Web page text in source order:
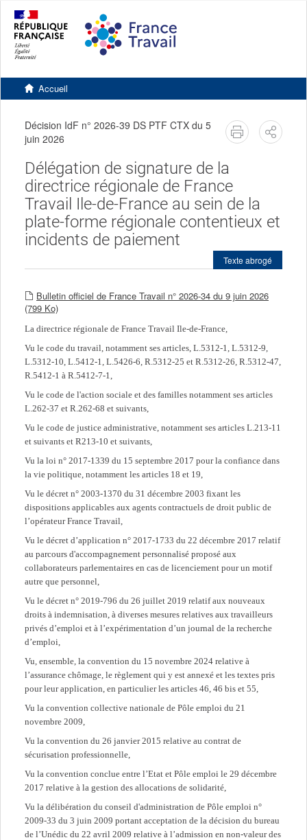
contenu
principal
pied
page
contrastée
à
Accueil
imprimer
Décision IdF n° 2026-39 DS PTF CTX du 5
juin 2026
Délégation de signature de la
directrice régionale de France
Travail Ile-de-France au sein de la
plate-forme régionale contentieux et
incidents de paiement
Texte abrogé
Bulletin officiel de France Travail n° 2026-34 du 9 juin 2026
(799 Ko)
La directrice régionale de France Travail Ile-de-France,
Vu le code du travail, notamment ses articles, L.5312-1, L.5312-9,
L.5312-10, L.5412-1, L.5426-6, R.5312-25 et R.5312-26, R.5312-47,
R.5412-1 à R.5412-7-1,
Vu le code de l'action sociale et des familles notamment ses articles
L.262-37 et R.262-68 et suivants,
Vu le code de justice administrative, notamment ses articles L.213-11
et suivants et R213-10 et suivants,
Vu la loi n° 2017-1339 du 15 septembre 2017 pour la confiance dans
la vie politique, notamment les articles 18 et 19,
Vu le décret n° 2003-1370 du 31 décembre 2003 fixant les
dispositions applicables aux agents contractuels de droit public de
l’opérateur France Travail,
Vu le décret d’application n° 2017-1733 du 22 décembre 2017 relatif
au parcours d'accompagnement personnalisé proposé aux
collaborateurs parlementaires en cas de licenciement pour un motif
autre que personnel,
Vu le décret n° 2019-796 du 26 juillet 2019 relatif aux nouveaux
droits à indemnisation, à diverses mesures relatives aux travailleurs
privés d’emploi et à l’expérimentation d’un journal de la recherche
d’emploi,
Vu, ensemble, la convention du 15 novembre 2024 relative à
l’assurance chômage, le règlement qui y est annexé et les textes pris
pour leur application, en particulier les articles 46, 46 bis et 55,
Vu la convention collective nationale de Pôle emploi du 21
novembre 2009,
Vu la convention du 26 janvier 2015 relative au contrat de
sécurisation professionnelle,
Vu la convention conclue entre l’Etat et Pôle emploi le 29 décembre
2017 relative à la gestion des allocations de solidarité,
Vu la délibération du conseil d'administration de Pôle emploi n°
2009-33 du 3 juin 2009 portant acceptation de la décision du bureau
de l’Unédic du 22 avril 2009 relative à l’admission en non-valeur des